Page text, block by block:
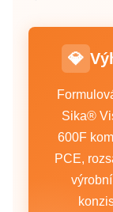
💎
Sika®
600F
PCE,